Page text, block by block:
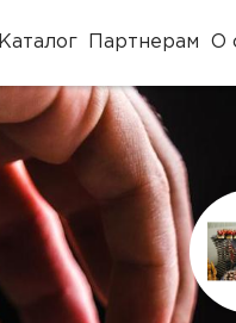
Каталог Партнерам О